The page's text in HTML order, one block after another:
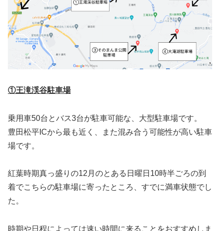
①王滝渓谷駐車場
乗用車50台とバス3台が駐車可能な、大型駐車場です。
豊田松平ICから最も近く、また混み合う可能性が高い駐車
場です。
紅葉時期真っ盛りの12月のとある日曜日10時半ごろの到
着でこちらの駐車場に寄ったところ、すでに満車状態でし
た。
時期や日程によっては速い時間に来ることをおすすめしま